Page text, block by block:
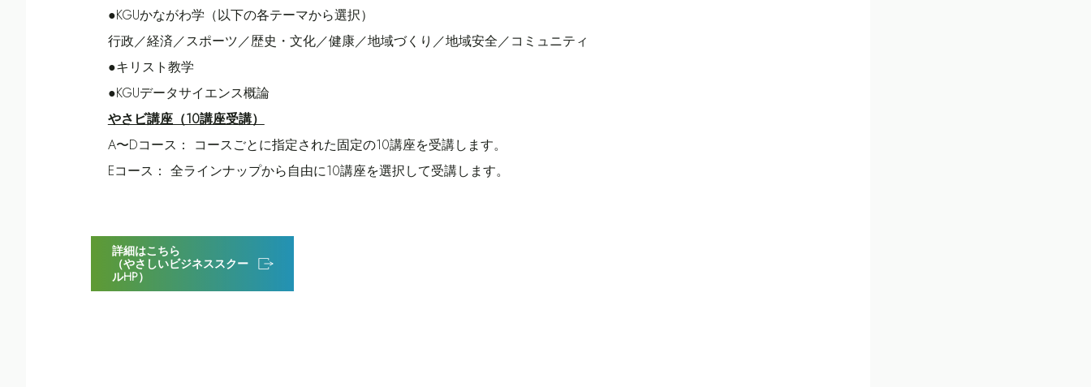
●KGUかながわ学（以下の各テーマから選択）
行政／経済／スポーツ／歴史・文化／健康／地域づくり／地域安全／コミュニティ
●キリスト教学
●KGUデータサイエンス概論
やさビ講座（10講座受講）
A〜Dコース： コースごとに指定された固定の10講座を受講します。
Eコース： 全ラインナップから自由に10講座を選択して受講します。
詳細はこちら
（やさしいビジネススクー
ルHP）